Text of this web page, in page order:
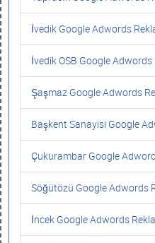
İvedik Google Adwords
İvedik OSB Google
Şaşmaz Google Adwords
Başkent Sanayisi Google
Çukurambar Google
Söğütözü Google Adwords
İncek Google Adwords